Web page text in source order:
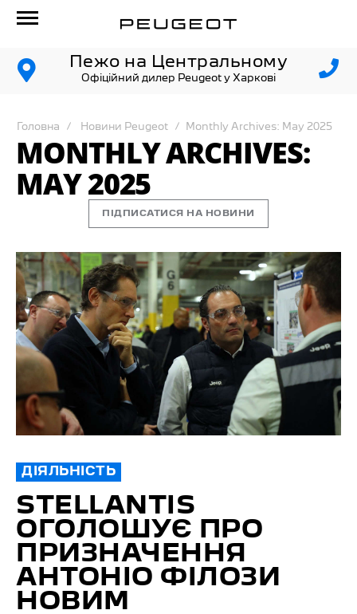
Пежо на Центральному
Офіційний дилер Peugeot у Харкові
Головна Новини Peugeot Monthly Archives: May 2025
MONTHLY ARCHIVES:
MAY 2025
ПІДПИСАТИСЯ НА НОВИНИ
ДІЯЛЬНІСТЬ
STELLANTIS
ОГОЛОШУЄ ПРО
ПРИЗНАЧЕННЯ
АНТОНІО ФІЛОЗИ
НОВИМ